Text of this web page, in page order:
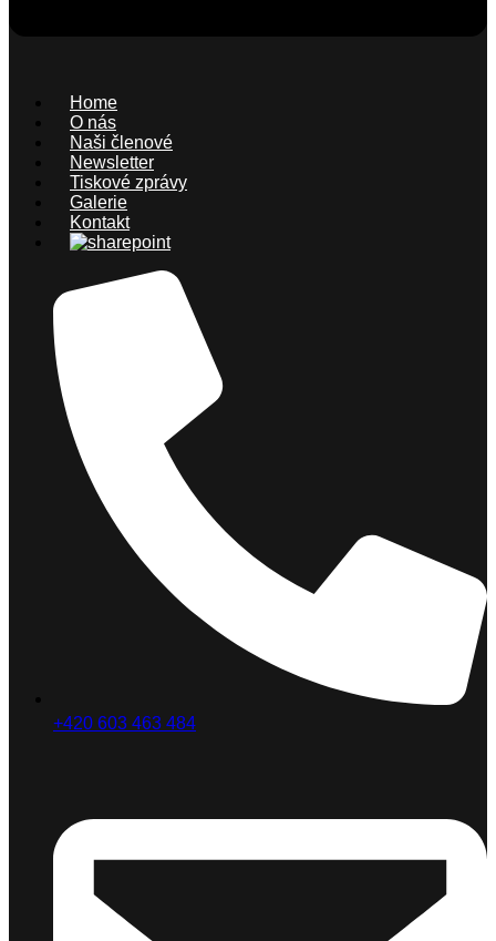
Home
O nás
Naši členové
Newsletter
Tiskové zprávy
Galerie
Kontakt
+420 603 463 484